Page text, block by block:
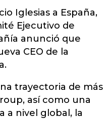
Iglesias a España,
Ejecutivo de
anunció que
CEO de la
trayectoria de más
así como una
a nivel global, la